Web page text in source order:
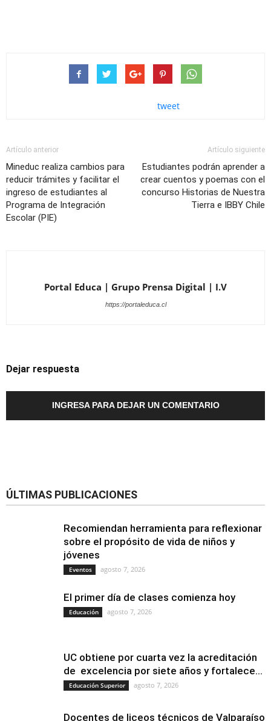
tweet
Artículo anterior
Mineduc realiza cambios para
reducir trámites y facilitar el
ingreso de estudiantes al
Programa de Integración
Escolar (PIE)
Artículo siguiente
Estudiantes podrán aprender a
crear cuentos y poemas con el
concurso Historias de Nuestra
Tierra e IBBY Chile
Portal Educa | Grupo Prensa Digital | I.V
https://portaleduca.cl
Dejar respuesta
INGRESA PARA DEJAR UN COMENTARIO
ÚLTIMAS PUBLICACIONES
Recomiendan herramienta para reflexionar
sobre el propósito de vida de niños y
jóvenes
Eventos agosto 7, 2026
El primer día de clases comienza hoy
Educación agosto 7, 2026
UC obtiene por cuarta vez la acreditación
de excelencia por siete años y fortalece...
Educación Superior agosto 7, 2026
Docentes de liceos técnicos de Valparaíso